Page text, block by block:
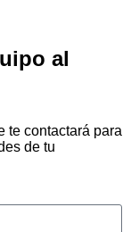
al
te contactará para
de tu